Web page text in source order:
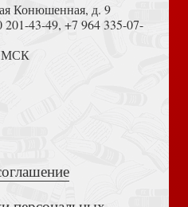
и послание Иуды
(Тихоний Африканский)
Конюшенная, д. 9
201-43-49, +7 964 335-07-
МСК